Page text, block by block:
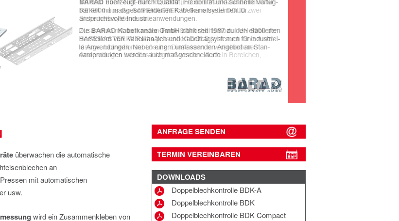
überwachen die automatische
an
mit automatischen
usw.
wird ein Zusammenkleben von
ANFRAGE SENDEN
TERMIN VEREINBAREN
DOWNLOADS
Doppelblechkontrolle BDK-A
Doppelblechkontrolle BDK
Doppelblechkontrolle BDK Compact